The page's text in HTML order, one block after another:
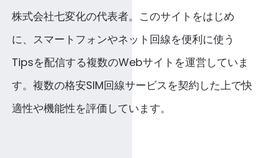
株式会社七変化の代表者。このサイトをはじめ
に、スマートフォンやネット回線を便利に使う
Tipsを配信する複数のWebサイトを運営していま
す。複数の格安SIM回線サービスを契約した上で快
適性や機能性を評価しています。